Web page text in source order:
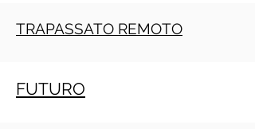
TRAPASSATO REMOTO
FUTURO